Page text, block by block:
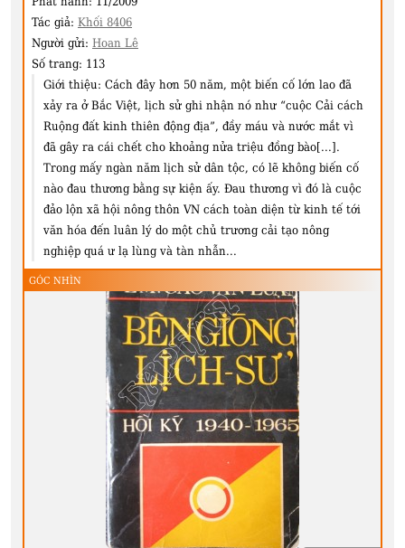
Tác giả: Khối 8406
Người gửi: Hoan Lê
Số trang: 113
Giới thiệu: Cách đây hơn 50 năm, một biến cố lớn lao đã
xảy ra ở Bắc Việt, lịch sử ghi nhận nó như “cuộc Cải cách
Ruộng đất kinh thiên động địa”, đầy máu và nước mắt vì
đã gây ra cái chết cho khoảng nửa triệu đồng bào[...].
Trong mấy ngàn năm lịch sử dân tộc, có lẽ không biến cố
nào đau thương bằng sự kiện ấy. Đau thương vì đó là cuộc
đảo lộn xã hội nông thôn VN cách toàn diện từ kinh tế tới
văn hóa đến luân lý do một chủ trương cải tạo nông
nghiệp quá ư lạ lùng và tàn nhẫn...
GÓC NHÌN